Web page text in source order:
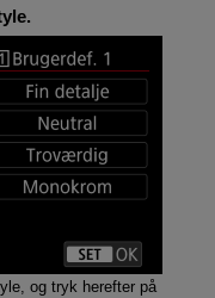
og tryk herefter på